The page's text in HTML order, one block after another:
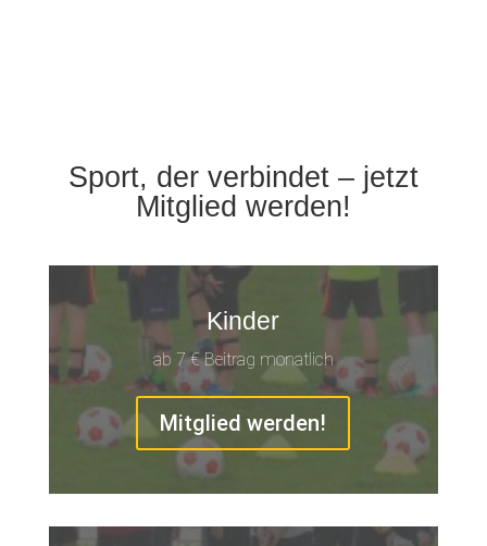
Sport, der verbindet – jetzt
Mitglied werden!
Kinder
ab 7 € Beitrag monatlich
Mitglied werden!